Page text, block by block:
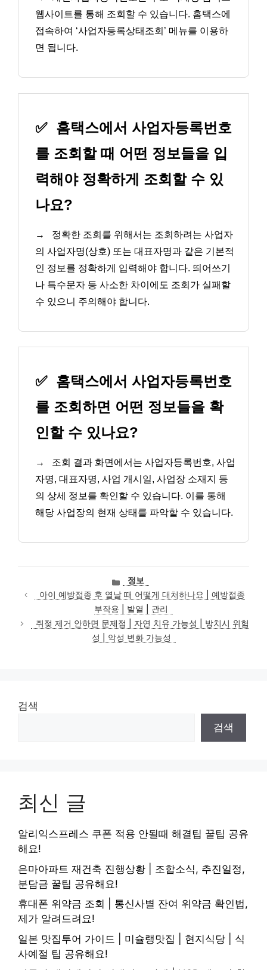
웹사이트를 통해 조회할 수 있습니다. 홈택스에
접속하여 ‘사업자등록상태조회’ 메뉴를 이용하
면 됩니다.
✅ 홈택스에서 사업자등록번호
를 조회할 때 어떤 정보들을 입
력해야 정확하게 조회할 수 있
나요?
→
정확한 조회를 위해서는 조회하려는 사업자
의 사업자명(상호) 또는 대표자명과 같은 기본적
인 정보를 정확하게 입력해야 합니다. 띄어쓰기
나 특수문자 등 사소한 차이에도 조회가 실패할
수 있으니 주의해야 합니다.
✅ 홈택스에서 사업자등록번호
를 조회하면 어떤 정보들을 확
인할 수 있나요?
→
조회 결과 화면에서는 사업자등록번호, 사업
자명, 대표자명, 사업 개시일, 사업장 소재지 등
의 상세 정보를 확인할 수 있습니다. 이를 통해
해당 사업장의 현재 상태를 파악할 수 있습니다.
카
테
고
리
정보
아이 예방접종 후 열날 때 어떻게 대처하나요 | 예방접종
부작용 | 발열 | 관리
쥐젖 제거 안하면 문제점 | 자연 치유 가능성 | 방치시 위험
성 | 악성 변화 가능성
검색
검색
최신 글
알리익스프레스 쿠폰 적용 안될때 해결팁 꿀팁 공유
해요!
은마아파트 재건축 진행상황 | 조합소식, 추진일정,
분담금 꿀팁 공유해요!
휴대폰 위약금 조회 | 통신사별 잔여 위약금 확인법,
제가 알려드려요!
일본 맛집투어 가이드 | 미슐랭맛집 | 현지식당 | 식
사예절 팁 공유해요!